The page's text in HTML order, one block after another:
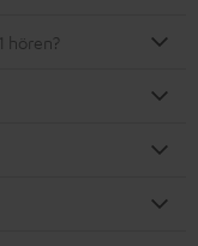
hören?